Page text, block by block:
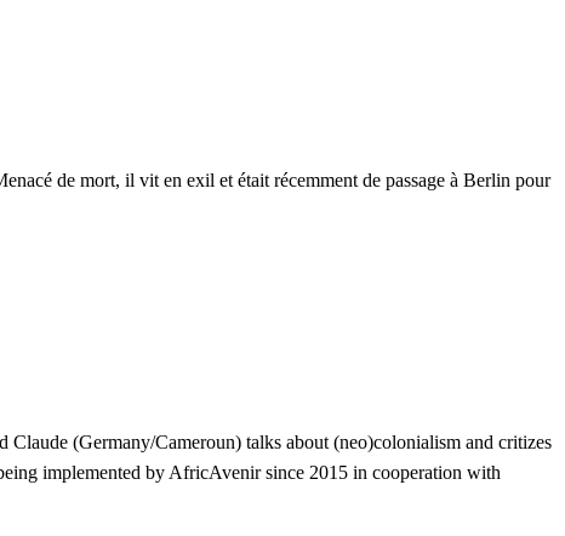
de mort, il vit en exil et était récemment de passage à Berlin pour
(Germany/Cameroun) talks about (neo)colonialism and critizes
implemented by AfricAvenir since 2015 in cooperation with